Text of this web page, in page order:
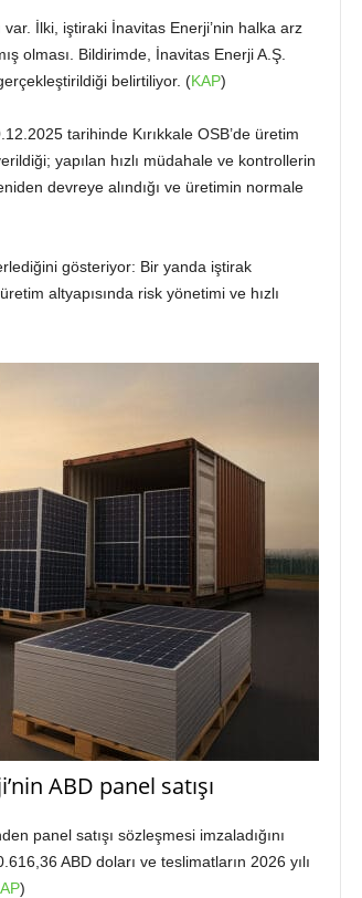
var. İlki, iştiraki İnavitas Enerji’nin halka arz
olması. Bildirimde, İnavitas Enerji A.Ş.
belirtiliyor. (KAP)
tarihinde Kırıkkale OSB’de üretim
yapılan hızlı müdahale ve kontrollerin
devreye alındığı ve üretimin normale
gösteriyor: Bir yanda iştirak
altyapısında risk yönetimi ve hızlı
ABD panel satışı
panel satışı sözleşmesi imzaladığını
ABD doları ve teslimatların 2026 yılı
)